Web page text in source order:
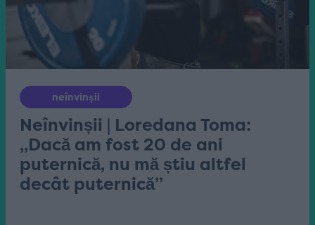
neînvinșii
Neînvinșii | Loredana Toma:
„Dacă am fost 20 de ani
puternică, nu mă știu altfel
decât puternică”